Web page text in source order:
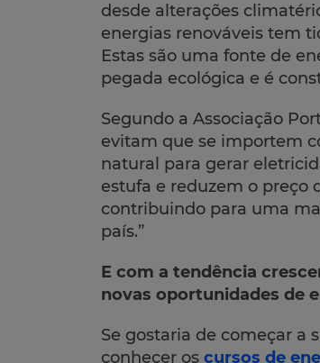
desde alterações
energias renováveis tem
Estas são uma fonte de
pegada ecológica e é
Segundo a Associação
evitam que se importem
natural para gerar
estufa e reduzem o preço
contribuindo para uma
país.”
E com a tendência
novas oportunidades de
Se gostaria de começar a
conhecer os cursos de